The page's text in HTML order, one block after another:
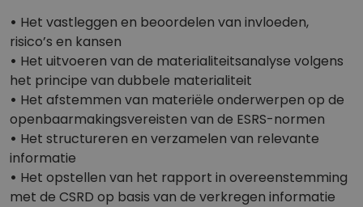
• Het vastleggen en beoordelen van invloeden,
risico’s en kansen
• Het uitvoeren van de materialiteitsanalyse volgens
het principe van dubbele materialiteit
• Het afstemmen van materiële onderwerpen op de
openbaarmakingsvereisten van de ESRS-normen
• Het structureren en verzamelen van relevante
informatie
• Het opstellen van het rapport in overeenstemming
met de CSRD op basis van de verkregen informatie